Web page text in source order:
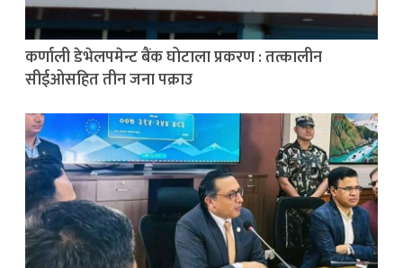
कर्णाली डेभेलपमेन्ट बैंक घोटाला प्रकरण : तत्कालीन
सीईओसहित तीन जना पक्राउ